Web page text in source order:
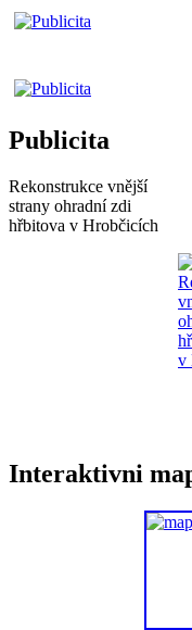
Publicita
Rekonstrukce vnější
strany ohradní zdi
hřbitova v Hrobčicích
Interaktivni